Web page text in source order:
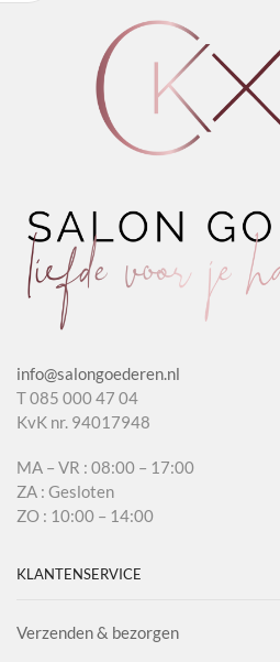
info@salongoederen.nl
T 085 000 47 04
KvK nr. 94017948
MA – VR : 08:00 – 17:00
ZA : Gesloten
ZO : 10:00 – 14:00
KLANTENSERVICE
Verzenden & bezorgen